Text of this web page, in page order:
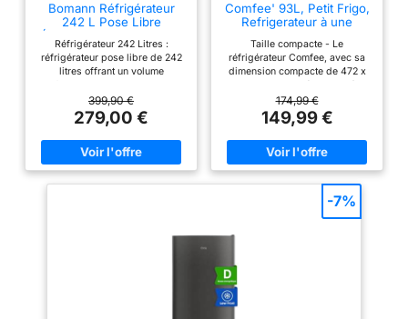
Bomann Réfrigérateur
242 L Pose Libre
Éclairage LED VS 7316-1,
Inox
Réfrigérateur 242 Litres :
réfrigérateur pose libre de 242
litres offrant un volume
la semaine d'un foyer familial
Pose Libre : installation libre
sans encastrement, à
positionner selon l'espace
disponible dans la cuisine
Éclairage Intérieur LED :
robustes et réglables, faciles à
399,90 €
279,00 €
Comfee' 93L, Petit Frigo,
Refrigerateur à une
Taille compacte - Le
réfrigérateur Comfee, avec sa
dimension compacte de 472 x
450 x 860 mm (L × P × H),
s'intègre parfaitement dans le
bureau, la chambre à coucher,
l'hôtel ou la cuisine.
Fonctionnement silentieux : Son
niveau sonore lors du
démarrange est de seulement
congélateur - Idéal pour les
aliments et les boissons
nécessitant un refroidissement
laisser plus de deux heures afin
d'éviter de les geler. Thermostat
thermostat réglable vous permet
174,99 €
149,99 €
-7%